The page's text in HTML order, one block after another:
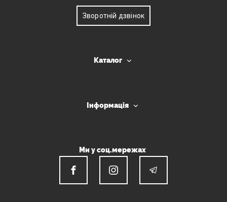
Зворотній дзвінок
Каталог
Інформація
Ми у соц.мережах